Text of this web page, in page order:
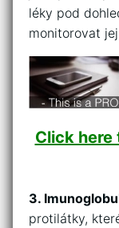
léky ⁢pod
monitorovat
Click
3.
protilátky,